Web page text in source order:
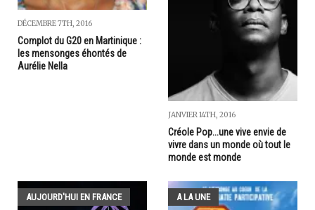
DÉCEMBRE 7TH, 2016
Complot du G20 en Martinique :
les mensonges éhontés de
Aurélie Nella
JANVIER 14TH, 2016
Créole Pop...une vive envie de
vivre dans un monde où tout le
monde est monde
AUJOURD'HUI EN FRANCE A LA UNE